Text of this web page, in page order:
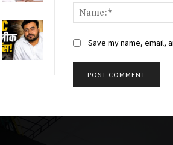
Save my name, email,